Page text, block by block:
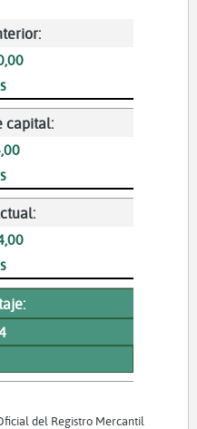
capital:
del Registro Mercantil